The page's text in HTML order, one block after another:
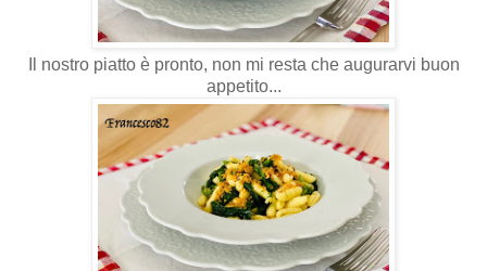
Il nostro piatto è pronto, non mi resta che augurarvi buon
appetito...